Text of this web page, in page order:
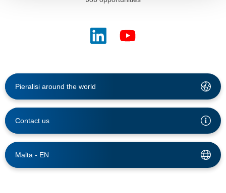
Pieralisi around the world
Contact us
Malta - EN